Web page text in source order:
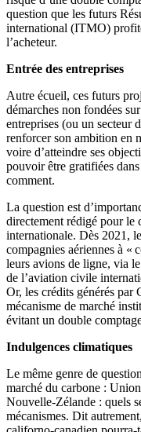
question que les futurs
international (ITMO)
l’acheteur.
Entrée des entreprises
Autre écueil, ces futurs
démarches non fondées
entreprises (ou un secteur
renforcer son ambition en
voire d’atteindre ses
pouvoir être gratifiées
comment.
La question est
directement rédigé pour le
internationale. Dès 2021,
compagnies aériennes à «
leurs avions de ligne, via
de l’aviation civile
Or, les crédits générés par
mécanisme de marché
évitant un double
Indulgences climatiques
Le même genre de
marché du carbone :
Nouvelle-Zélande : quels
mécanismes. Dit